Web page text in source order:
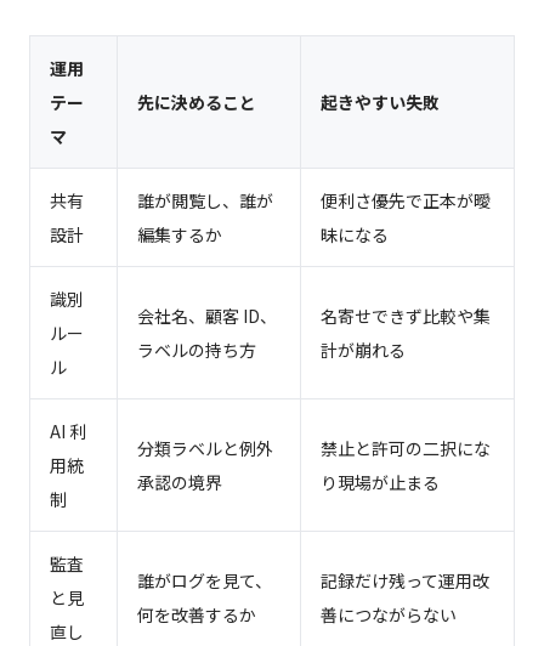
運用
テー
マ
先に決めること 起きやすい失敗
共有
設計
誰が閲覧し、誰が
編集するか
便利さ優先で正本が曖
昧になる
識別
ルー
ル
会社名、顧客 ID、
ラベルの持ち方
名寄せできず比較や集
計が崩れる
AI 利
用統
制
分類ラベルと例外
承認の境界
禁止と許可の二択にな
り現場が止まる
監査
と見
直し
誰がログを見て、
何を改善するか
記録だけ残って運用改
善につながらない